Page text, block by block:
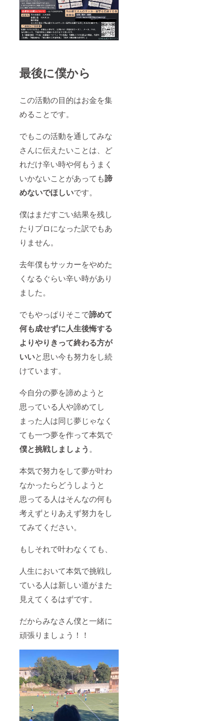
最後に僕から
この活動の目的はお金を集
めることです。
でもこの活動を通してみな
さんに伝えたいことは、ど
れだけ辛い時や何もうまく
いかないことがあっても諦
めないでほしいです。
僕はまだすごい結果を残し
たりプロになった訳でもあ
りません。
去年僕もサッカーをやめた
くなるぐらい辛い時があり
ました。
でもやっぱりそこで諦めて
何も成せずに人生後悔する
よりやりきって終わる方が
いいと思い今も努力をし続
けています。
今自分の夢を諦めようと
思っている人や諦めてし
まった人は同じ夢じゃなく
ても一つ夢を作って本気で
僕と挑戦しましょう。
本気で努力をして夢が叶わ
なかったらどうしようと
思ってる人はそんなの何も
考えずとりあえず努力をし
てみてください。
もしそれで叶わなくても、
人生において本気で挑戦し
ている人は新しい道がまた
見えてくるはずです。
だからみなさん僕と一緒に
頑張りましょう！！